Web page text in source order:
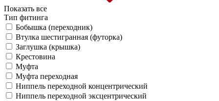
Показать все
Тип фитинга
Бобышка (переходник)
Втулка шестигранная (футорка)
Заглушка (крышка)
Крестовина
Муфта
Муфта переходная
Ниппель переходной концентрический
Ниппель переходной эксцентрический